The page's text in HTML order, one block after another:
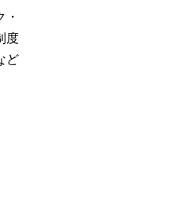
度
ど